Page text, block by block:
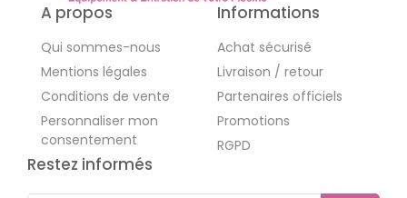
A propos
Qui sommes-nous
Mentions légales
Conditions de vente
Personnaliser mon
consentement
Informations
Achat sécurisé
Livraison / retour
Partenaires officiels
Promotions
RGPD
Restez informés